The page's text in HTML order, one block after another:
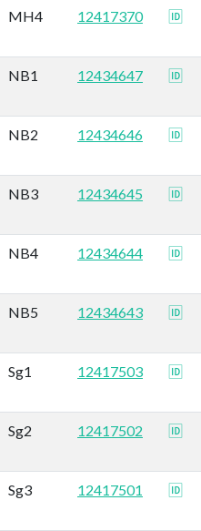
MH4 12417370 🆔
NB1 12434647 🆔
NB2 12434646 🆔
NB3 12434645 🆔
NB4 12434644 🆔
NB5 12434643 🆔
Sg1 12417503 🆔
Sg2 12417502 🆔
Sg3 12417501 🆔